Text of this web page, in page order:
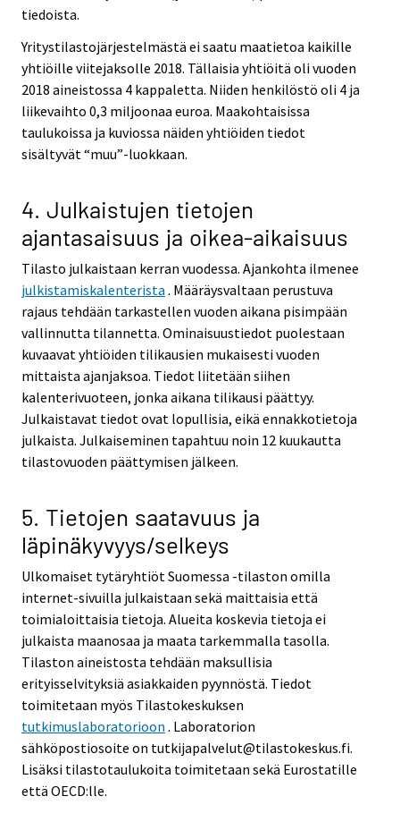
tiedoista.
Yritystilastojärjestelmästä ei saatu maatietoa kaikille
yhtiöille viitejaksolle 2018. Tällaisia yhtiöitä oli vuoden
2018 aineistossa 4 kappaletta. Niiden henkilöstö oli 4 ja
liikevaihto 0,3 miljoonaa euroa. Maakohtaisissa
taulukoissa ja kuviossa näiden yhtiöiden tiedot
sisältyvät “muu”-luokkaan.
4. Julkaistujen tietojen
ajantasaisuus ja oikea-aikaisuus
Tilasto julkaistaan kerran vuodessa. Ajankohta ilmenee
julkistamiskalenterista . Määräysvaltaan perustuva
rajaus tehdään tarkastellen vuoden aikana pisimpään
vallinnutta tilannetta. Ominaisuustiedot puolestaan
kuvaavat yhtiöiden tilikausien mukaisesti vuoden
mittaista ajanjaksoa. Tiedot liitetään siihen
kalenterivuoteen, jonka aikana tilikausi päättyy.
Julkaistavat tiedot ovat lopullisia, eikä ennakkotietoja
julkaista. Julkaiseminen tapahtuu noin 12 kuukautta
tilastovuoden päättymisen jälkeen.
5. Tietojen saatavuus ja
läpinäkyvyys/selkeys
Ulkomaiset tytäryhtiöt Suomessa -tilaston omilla
internet-sivuilla julkaistaan sekä maittaisia että
toimialoittaisia tietoja. Alueita koskevia tietoja ei
julkaista maanosaa ja maata tarkemmalla tasolla.
Tilaston aineistosta tehdään maksullisia
erityisselvityksiä asiakkaiden pyynnöstä. Tiedot
toimitetaan myös Tilastokeskuksen
tutkimuslaboratorioon . Laboratorion
sähköpostiosoite on tutkijapalvelut@tilastokeskus.fi.
Lisäksi tilastotaulukoita toimitetaan sekä Eurostatille
että OECD:lle.